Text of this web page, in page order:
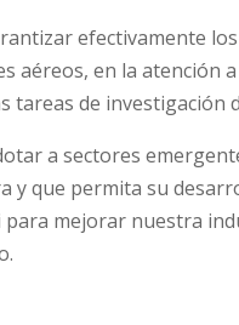
efectivamente
aéreos, en la atención
tareas de investigación
a sectores
y que permita su
mejorar nuestra